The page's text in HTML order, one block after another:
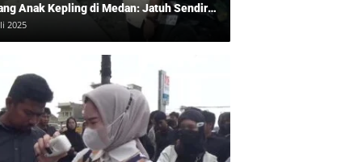
Anak Kepling di Medan: Jatuh Sendiri
Mengamuk
2025